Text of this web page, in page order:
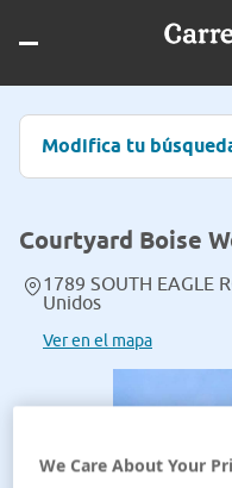
Modifica tu
Courtyard Boise
1789 SOUTH EAGLE
Unidos
Ver en el mapa
We Care About Your